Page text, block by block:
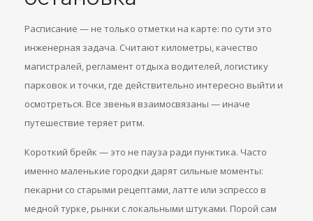
Расписание — не только отметки на карте: по сути это
инженерная задача. Считают километры, качество
магистралей, регламент отдыха водителей, логистику
парковок и точки, где действительно интересно выйти и
осмотреться. Все звенья взаимосвязаны — иначе
путешествие теряет ритм.
Короткий брейк — это не пауза ради пунктика. Часто
именно маленькие городки дарят сильные моменты:
пекарни со старыми рецептами, латте или эспрессо в
медной турке, рынки с локальными штуками. Порой сам